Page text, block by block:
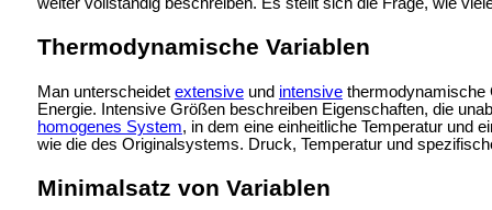
Thermodynamische Variablen
Man unterscheidet extensiveund intensivethermodynamische
Energie. Intensive Größen beschreiben Eigenschaften, die
homogenes System, in dem eine einheitliche Temperatur und
wie die des Originalsystems. Druck, Temperatur und
Minimalsatz von Variablen